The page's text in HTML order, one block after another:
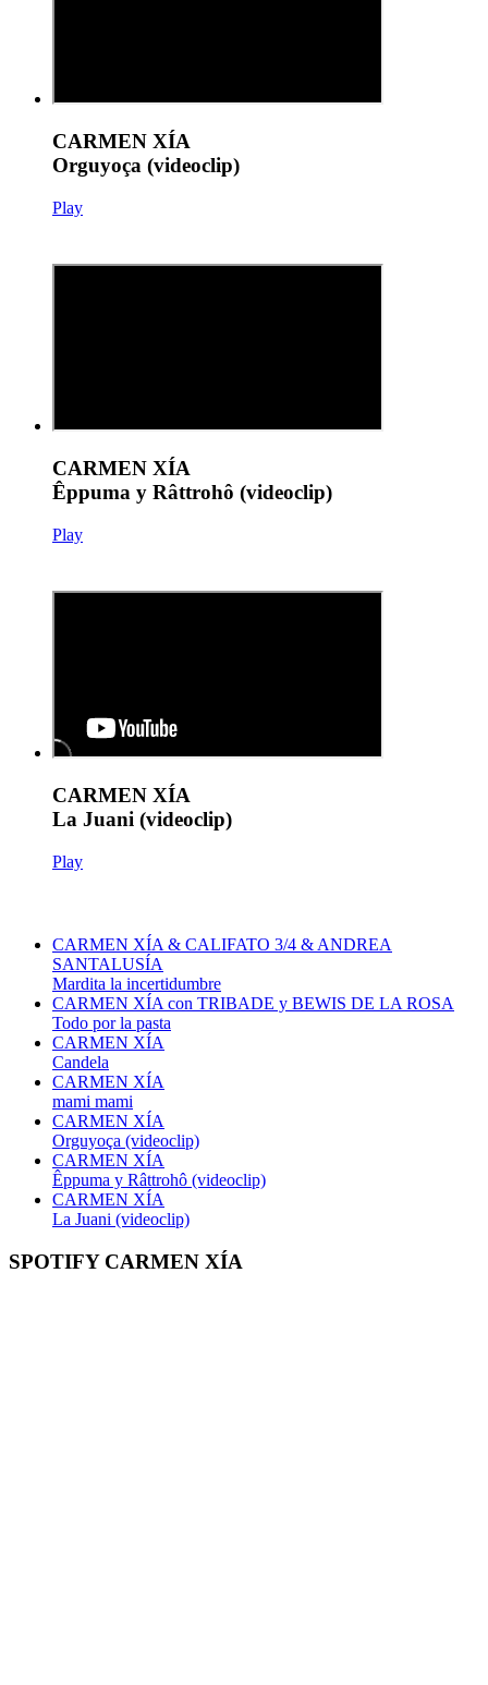
CARMEN XÍA
Orguyoça (videoclip)
Play
CARMEN XÍA
Êppuma y Râttrohô (videoclip)
Play
CARMEN XÍA
La Juani (videoclip)
Play
CARMEN XÍA & CALIFATO 3/4 & ANDREA
SANTALUSÍA
Mardita la incertidumbre
CARMEN XÍA con TRIBADE y BEWIS DE LA ROSA
Todo por la pasta
CARMEN XÍA
Candela
CARMEN XÍA
mami mami
CARMEN XÍA
Orguyoça (videoclip)
CARMEN XÍA
Êppuma y Râttrohô (videoclip)
CARMEN XÍA
La Juani (videoclip)
SPOTIFY CARMEN XÍA